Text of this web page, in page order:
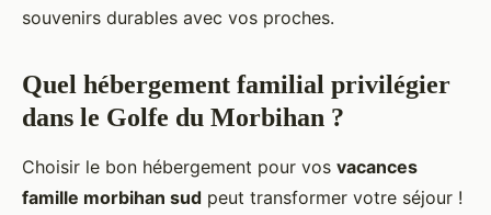
souvenirs durables avec vos proches.
Quel hébergement familial privilégier
dans le Golfe du Morbihan ?
Choisir le bon hébergement pour vos vacances
famille morbihan sud peut transformer votre séjour !